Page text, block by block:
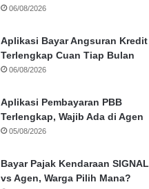
06/08/2026
Aplikasi Bayar Angsuran Kredit
Terlengkap Cuan Tiap Bulan
06/08/2026
Aplikasi Pembayaran PBB
Terlengkap, Wajib Ada di Agen
05/08/2026
Bayar Pajak Kendaraan SIGNAL
vs Agen, Warga Pilih Mana?